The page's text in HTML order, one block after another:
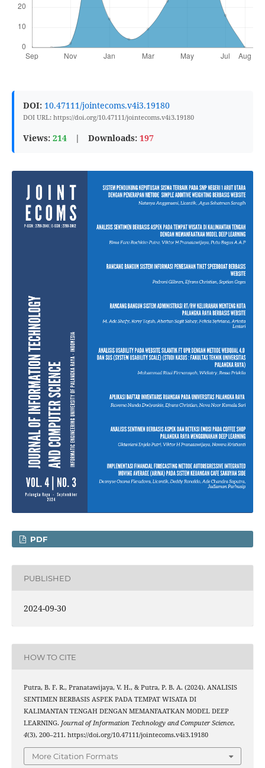
DOI: 10.47111/jointecoms.v4i3.19180
DOI URL: https://doi.org/10.47111/jointecoms.v4i3.19180
Views: 214 | Downloads: 197
PDF
PUBLISHED
2024-09-30
HOW TO CITE
Putra, B. F. R., Pranatawijaya, V. H., & Putra, P. B. A. (2024). ANALISIS
SENTIMEN BERBASIS ASPEK PADA TEMPAT WISATA DI
KALIMANTAN TENGAH DENGAN MEMANFAATKAN MODEL DEEP
LEARNING. Journal of Information Technology and Computer Science,
4(3), 200–211. https://doi.org/10.47111/jointecoms.v4i3.19180
More Citation Formats